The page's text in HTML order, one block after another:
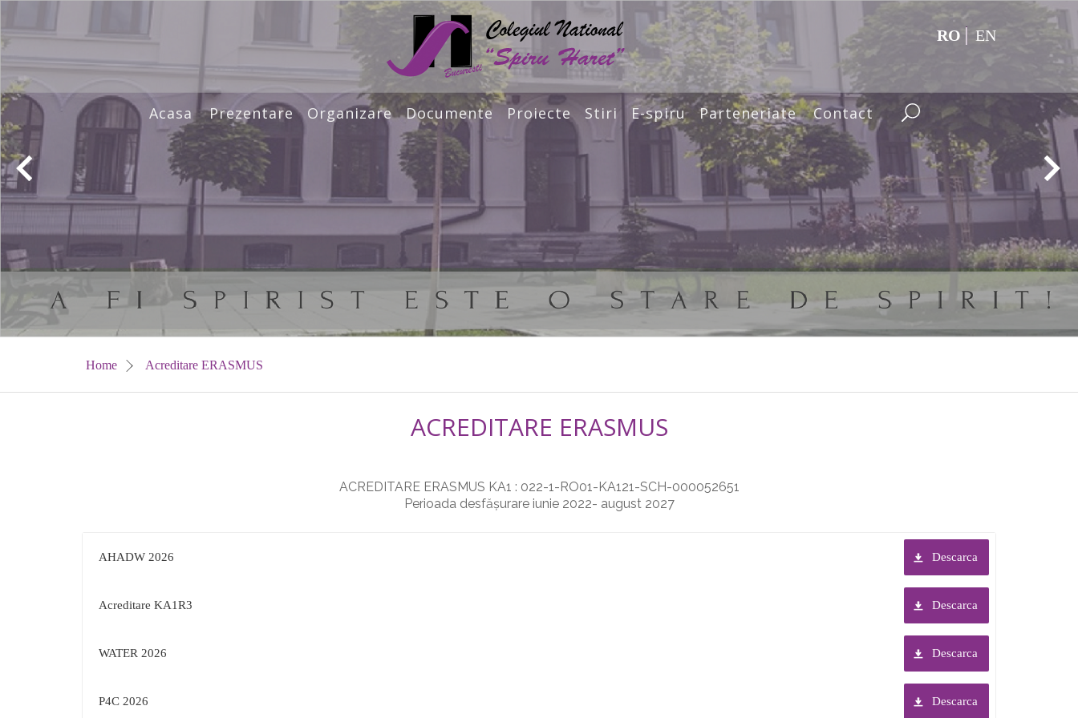
RO EN
Acasa Prezentare Organizare Documente Proiecte Stiri E-spiru Parteneriate Contact
Home Acreditare ERASMUS
ACREDITARE ERASMUS
ACREDITARE ERASMUS KA1 : 022-1-RO01-KA121-SCH-000052651
Perioada desfășurare iunie 2022- august 2027
AHADW 2026 Descarca
Acreditare KA1R3 Descarca
WATER 2026 Descarca
P4C 2026 Descarca